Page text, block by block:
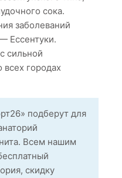
сока.
заболеваний
Ессентуки.
сильной
всех городах
подберут для
Всем нашим
скидку